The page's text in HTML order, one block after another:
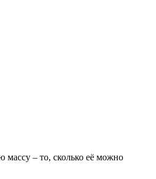
массу – то, сколько её можно